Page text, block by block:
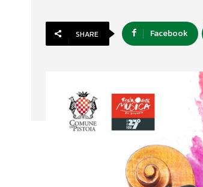
SHARE Facebook